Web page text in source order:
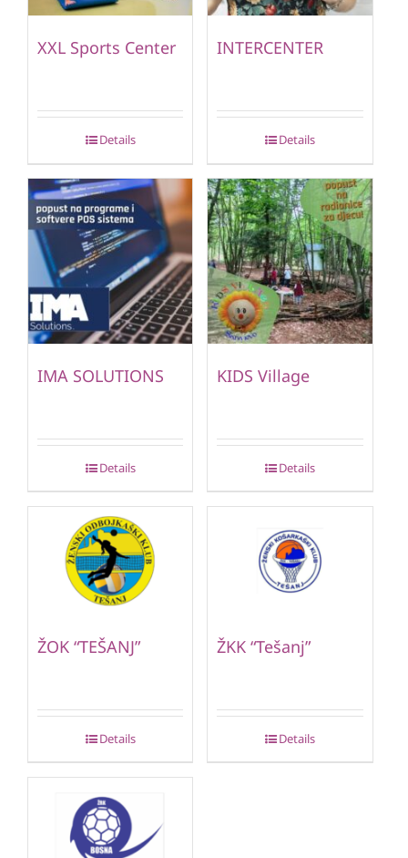
XXL Sports Center
Details
INTERCENTER
Details
IMA SOLUTIONS
Details
KIDS Village
Details
ŽOK “TEŠANJ”
Details
ŽKK “Tešanj”
Details